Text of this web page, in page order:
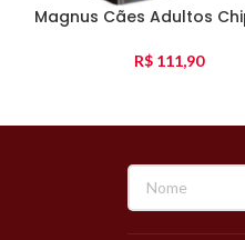
Magnus Cães Adultos
R$ 111,90